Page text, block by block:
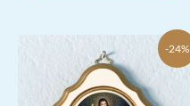
-24%